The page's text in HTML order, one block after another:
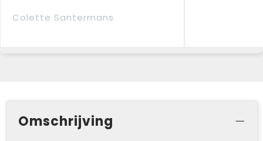
Colette Santermans
Omschrijving